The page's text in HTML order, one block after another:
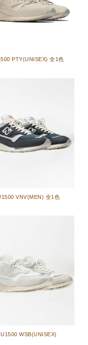
PTY(UNISEX) 全1色
VNV(MEN) 全1色
U1500 WSB(UNISEX)